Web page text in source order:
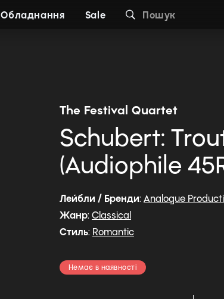
Обладнання Sale Пошук
The Festival Quartet
Schubert:
(Audiophile
Лейбли / Бренди: Analogue
Жанр: Classical
Стиль: Romantic
Немає в наявності